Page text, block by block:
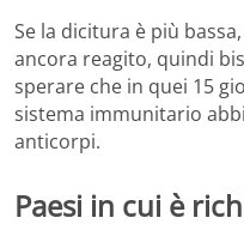
Se la dicitura è più
ancora reagito, quindi
sperare che in quei 15
sistema immunitario
anticorpi.
Paesi in cui è